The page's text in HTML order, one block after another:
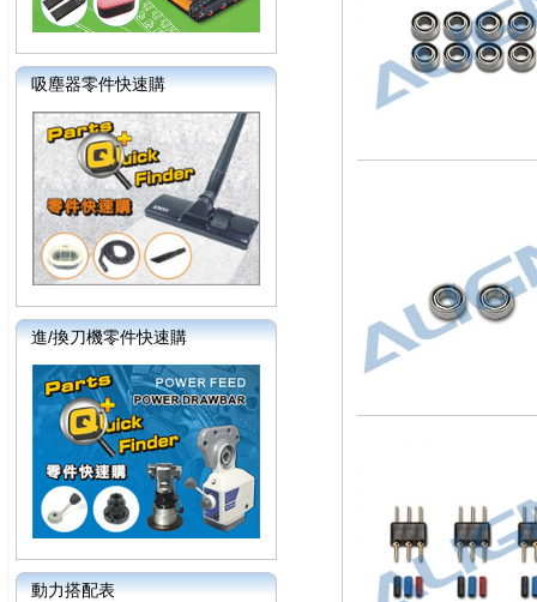
吸塵器零件快速購
進/換刀機零件快速購
動力搭配表